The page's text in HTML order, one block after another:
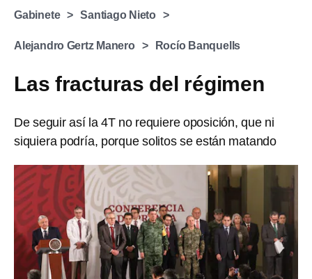
Gabinete Santiago Nieto
Alejandro Gertz Manero Rocío Banquells
Las fracturas del régimen
De seguir así la 4T no requiere oposición, que ni
siquiera podría, porque solitos se están matando